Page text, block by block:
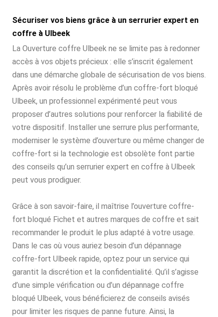
Sécuriser vos biens grâce à un serrurier expert en
coffre à Ulbeek
La Ouverture coffre Ulbeek ne se limite pas à redonner
accès à vos objets précieux : elle s’inscrit également
dans une démarche globale de sécurisation de vos biens.
Après avoir résolu le problème d’un coffre-fort bloqué
Ulbeek, un professionnel expérimenté peut vous
proposer d’autres solutions pour renforcer la fiabilité de
votre dispositif. Installer une serrure plus performante,
moderniser le système d’ouverture ou même changer de
coffre-fort si la technologie est obsolète font partie
des conseils qu’un serrurier expert en coffre à Ulbeek
peut vous prodiguer.
Grâce à son savoir-faire, il maîtrise l’ouverture coffre-
fort bloqué Fichet et autres marques de coffre et sait
recommander le produit le plus adapté à votre usage.
Dans le cas où vous auriez besoin d’un dépannage
coffre-fort Ulbeek rapide, optez pour un service qui
garantit la discrétion et la confidentialité. Qu’il s’agisse
d’une simple vérification ou d’un dépannage coffre
bloqué Ulbeek, vous bénéficierez de conseils avisés
pour limiter les risques de panne future. Ainsi, la